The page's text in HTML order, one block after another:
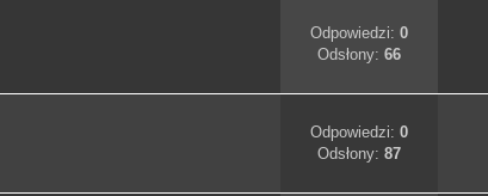
Odpowiedzi: 0
Odsłony: 66
Odpowiedzi: 0
Odsłony: 87